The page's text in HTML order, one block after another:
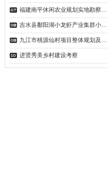
福建南平休闲农业规划实地勘察…
吉水县鄱阳湖小龙虾产业集群小…
九江市桃源仙村项目整体规划及…
进贤秀美乡村建设考察